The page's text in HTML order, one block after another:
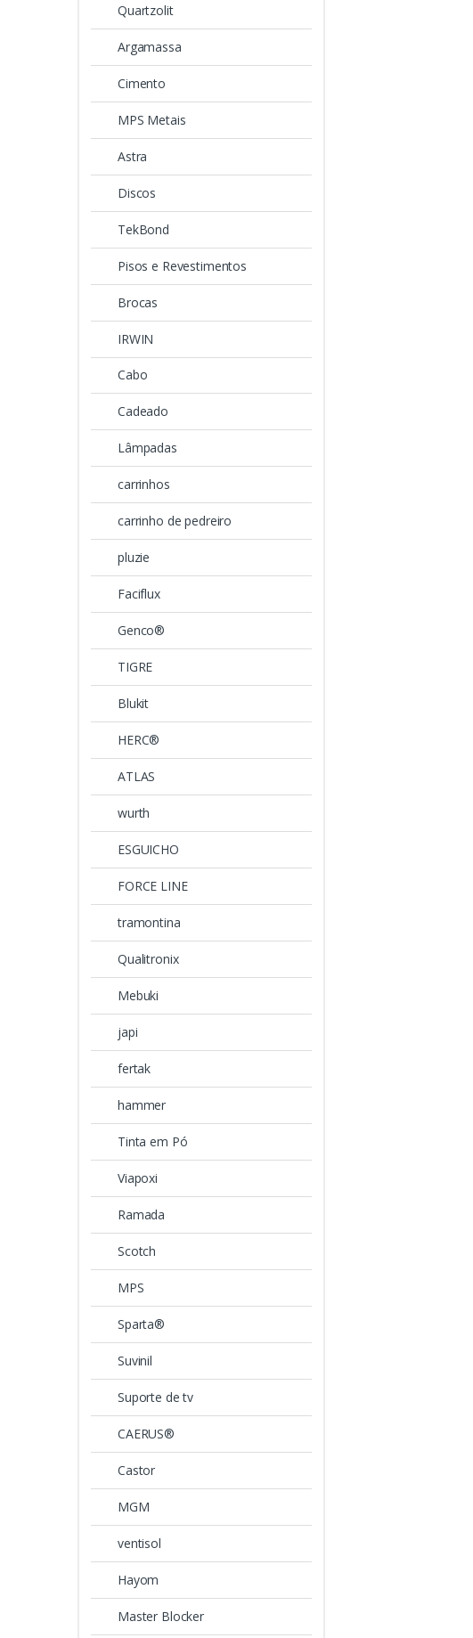
Quartzolit
Argamassa
Cimento
MPS Metais
Astra
Discos
TekBond
Pisos e Revestimentos
Brocas
IRWIN
Cabo
Cadeado
Lâmpadas
carrinhos
carrinho de pedreiro
pluzie
Faciflux
Genco®
TIGRE
Blukit
HERC®
ATLAS
wurth
ESGUICHO
FORCE LINE
tramontina
Qualitronix
Mebuki
japi
fertak
hammer
Tinta em Pó
Viapoxi
Ramada
Scotch
MPS
Sparta®
Suvinil
Suporte de tv
CAERUS®
Castor
MGM
ventisol
Hayom
Master Blocker